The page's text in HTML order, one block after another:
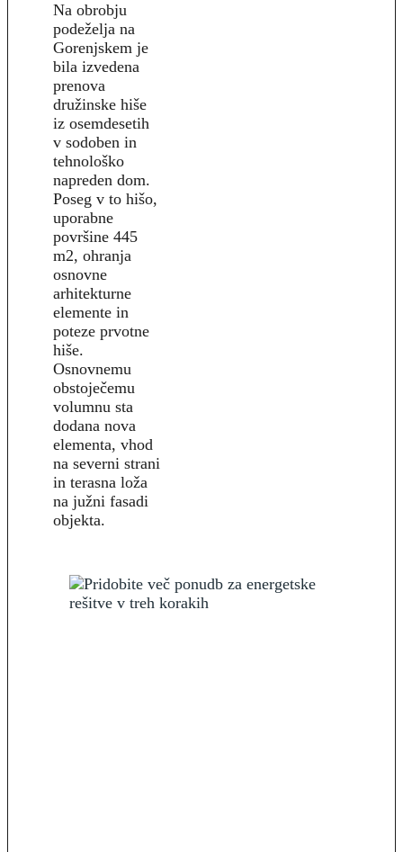
Na obrobju
podeželja na
Gorenjskem je
bila izvedena
prenova
družinske hiše
iz osemdesetih
v sodoben in
tehnološko
napreden dom.
Poseg v to hišo,
uporabne
površine 445
m2, ohranja
osnovne
arhitekturne
elemente in
poteze prvotne
hiše.
Osnovnemu
obstoječemu
volumnu sta
dodana nova
elementa, vhod
na severni strani
in terasna loža
na južni fasadi
objekta.